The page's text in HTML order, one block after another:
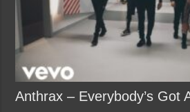
Anthrax – Everybody’s Got